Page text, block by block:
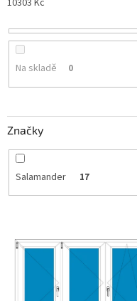
o
ů
10303 Kč
Na skladě 0
Značky
Salamander 17